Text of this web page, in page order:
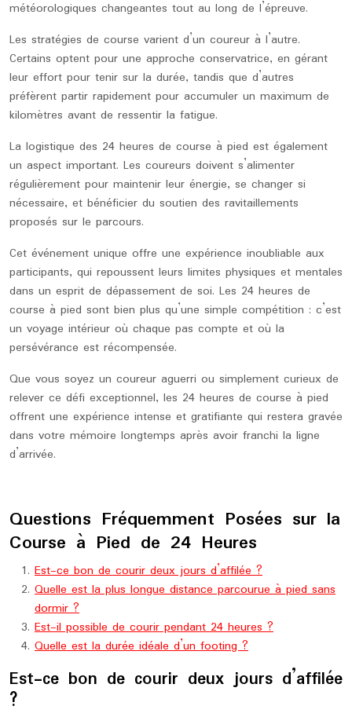
météorologiques changeantes tout au long de l’épreuve.
Les stratégies de course varient d’un coureur à l’autre.
Certains optent pour une approche conservatrice, en gérant
leur effort pour tenir sur la durée, tandis que d’autres
préfèrent partir rapidement pour accumuler un maximum de
kilomètres avant de ressentir la fatigue.
La logistique des 24 heures de course à pied est également
un aspect important. Les coureurs doivent s’alimenter
régulièrement pour maintenir leur énergie, se changer si
nécessaire, et bénéficier du soutien des ravitaillements
proposés sur le parcours.
Cet événement unique offre une expérience inoubliable aux
participants, qui repoussent leurs limites physiques et mentales
dans un esprit de dépassement de soi. Les 24 heures de
course à pied sont bien plus qu’une simple compétition : c’est
un voyage intérieur où chaque pas compte et où la
persévérance est récompensée.
Que vous soyez un coureur aguerri ou simplement curieux de
relever ce défi exceptionnel, les 24 heures de course à pied
offrent une expérience intense et gratifiante qui restera gravée
dans votre mémoire longtemps après avoir franchi la ligne
d’arrivée.
Questions Fréquemment Posées sur la
Course à Pied de 24 Heures
Est-ce bon de courir deux jours d’affilée ?
Quelle est la plus longue distance parcourue à pied sans
dormir ?
Est-il possible de courir pendant 24 heures ?
Quelle est la durée idéale d’un footing ?
Est-ce bon de courir deux jours d’affilée
?